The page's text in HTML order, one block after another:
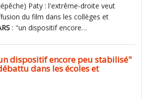
Paty : l'extrême-droite veut
du film dans les collèges et
: "un dispositif encore…
dispositif encore peu stabilisé"
dans les écoles et